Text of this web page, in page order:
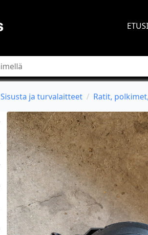
Sisusta ja turvalaitteet Ratit,